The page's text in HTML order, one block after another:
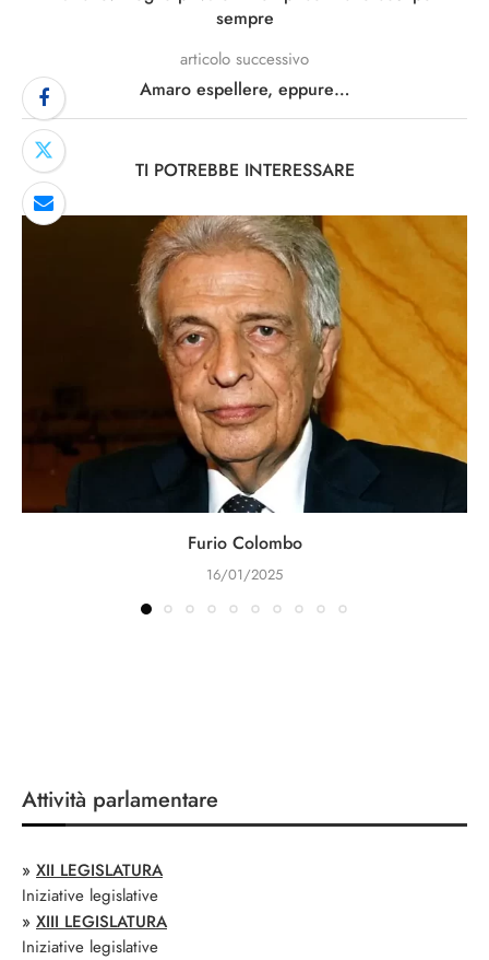
sempre
articolo successivo
Amaro espellere, eppure…
TI POTREBBE INTERESSARE
Furio Colombo
16/01/2025
Attività parlamentare
» XII LEGISLATURA
Iniziative legislative
» XIII LEGISLATURA
Iniziative legislative